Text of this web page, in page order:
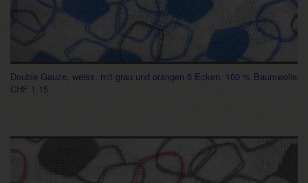
Double Gauze, weiss, mit grau und orangen 5 Ecken, 100 % Baumwolle
CHF 1.15